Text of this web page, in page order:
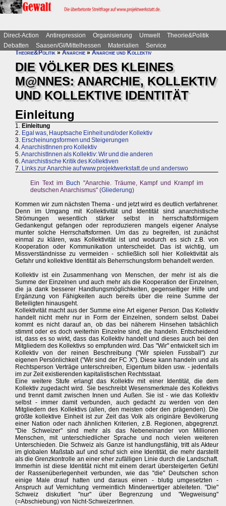
Direct-Action Antirepression Organisierung Umwelt
Theorie&Politik
Debatten
Saasen/GI/Mittelhessen Materialien
Service
Theorie&Politik»Anarchie»Anarchie und Kollektiv
DIE VÖLKER DES KLEINES
M@NNES: ANARCHIE, KOLLEKTIV
UND KOLLEKTIVE IDENTITÄT
Einleitung
1. Einleitung
2. Egal was, Hauptsache Einheit und/oder Kollektiv
3. Erscheinungsformen und Steigerungen
4.AnarchistInnen pro Kollektiv
5.AnarchistInnen als Kollektiv: Wir und die anderen
6.Anarchistische Kritik des Kollektiven
7. Links zur Anarchie auf www.projektwerkstatt.de und anderswo
Ein Text im Buch "Anarchie. Träume, Kampf und Krampf im
deutschen Anarchismus" (Gliederung)
Kommen wir zum nächsten Thema - und jetzt wird es deutlich verfahrener.
Denn im Umgang mit Kollektivität und Identität sind anarchistische
Strömungen wesentlich stärker selbst in herrschaftsförmigem
Gedankengut gefangen oder reproduzieren mangels eigener Analyse
munter solche Herrschaftsformen. Um das zu begreifen, ist zunächst
einmal zu klären, was Kollektivität ist und wodurch es sich z.B. von
Kooperation oder Kommunikation unterscheidet. Das ist wichtig, um
Missverständnisse zu vermeiden - schließlich soll hier Kollektivität als
Gefahr und kollektive Identität als Beherrschungsform behandelt werden.
Kollektiv ist ein Zusammenhang von Menschen, der mehr ist als die
Summe der Einzelnen und auch mehr als die Kooperation der Einzelnen,
die ja dank besserer Handlungsmöglichkeiten, gegenseitiger Hilfe und
Ergänzung von Fähigkeiten auch bereits über die reine Summe der
Beteiligten hinausgeht.
Kollektivität macht aus der Summe eine Art eigener Person. Das Kollektiv
handelt nicht mehr nur in Form der Einzelnen, sondern selbst. Dabei
kommt es nicht darauf an, ob das bei näherem Hinsehen tatsächlich
stimmt oder es doch weiterhin Einzelne sind, die handeln. Entscheidend
ist, dass es so wirkt, dass das Kollektiv handelt und dieses auch bei den
Mitgliedern des Kollektivs so empfunden wird. Das "Wir" entwickelt sich im
Kollektiv von der reinen Beschreibung ("Wir spielen Fussball") zur
eigenen Persönlichkeit ("Wir sind der FC X"). Diese kann handeln und als
Rechtsperson Verträge unterschreiben, Eigentum bilden usw. - jedenfalls
im zur Zeit existierenden kapitalistischen Rechtsstaat.
Eine weitere Stufe erlangt das Kollektiv mit einer Identität, die dem
Kollektiv zugedacht wird. Sie beschreibt Wesensmerkmale des Kollektivs
und trennt damit zwischen Innen und Außen. Sie ist - wie das Kollektiv
selbst - immer damit verbunden, auch gedacht zu werden von den
Mitgliedern des Kollektivs (allen, den meisten oder den prägenden). Die
größte kollektive Einheit ist zur Zeit das Volk als originäre Bevölkerung
einer Nation oder nach ähnlichen Kriterien, z.B. Regionen, abgegrenzt.
"Die Schweizer" sind mehr als das Nebeneinander von Millionen
Menschen, mit unterschiedlicher Sprache und noch vielen weiteren
Unterschieden. Die Schweiz als Ganze ist handlungsfähig, tritt als Akteur
im globalen Maßstab auf und schuf sich eine Identität, die mehr darstellt
als die Grenzkontrolle an einer eher zufälligen Linie durch die Landschaft.
Immerhin ist diese Identität nicht mit einem derart übersteigerten Gefühl
der Rassenüberlegenheit verbunden, wie das "die" Deutschen schon
einige Male drauf hatten und daraus einen - blutig umgesetzten -
Anspruch auf Vernichtung vermeintlich Minderwertiger ableiteten. "Die"
Schweiz diskutiert "nur" über Begrenzung und "Wegweisung"
(=Abschiebung) von Nicht-SchweizerInnen.